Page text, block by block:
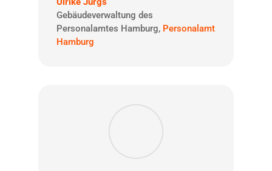
Gebäudeverwaltung des
Personalamtes Hamburg, Personalamt
Hamburg